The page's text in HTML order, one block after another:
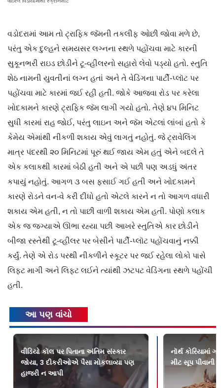
વડોદરામાં આમ તો ટ્રાફિક જૅમની તકલીફ ઓછી જોવા મળે છે,
પરંતુ એક દુલ્હને સમયસર લગ્નના સ્થળે પહોંચવા માટે કારની
સુકૂનભરી રાઇડ છોડીને ટૂ-વ્હીલરનો સહારો લેવો પડ્યો હતો. સ્તુતિ
શેઠ નામની યુવતીનાં લગ્ન હતાં અને તે વેડિંગના પાર્ટી-પ્લૉટ પર
પહોંચવા માટે કારમાં જઈ રહી હતી. જોકે આજવા રોડ પર કરેલા
ખોદકામને કારણે ટ્રાફિક જૅમ લાગી ગયો હતો. તેણે ૪૫ મિનિટ
સુધી કારમાં રાહ જોઈ, પરંતુ લાઇન અને જૅમ એટલાં લાંબાં હતો કે
કેમેય એમાંથી નીકળી શકાય એવું લાગતું નહોતું. જે ટ્રાવેલ‌િંગ
માત્ર પંદરથી ૨૦ મિનિટમાં પૂરું થઈ જાય એમ હતું એને બદલે તે
એક કલાકથી કારમાં બેઠી હતી અને એ પછી પણ અડધું અંતર
કપાયું નહોતું. આગળ ૩ બસ ફસાઈ ગઈ હતી અને ખોદકામને
કારણે રોડને વન-વે કરી દીધો હતો એટલે કારને ન તો આગળ વધારી
શકાય એમ હતી, ન તો પાછી વાળી શકાય એમ હતી. પોણો કલાક
એક જ જગ્યાએ ઊભા રહ્યા પછી આખરે સ્તુતિએ કાર છોડીને
બીજા રસ્તેથી ટૂ-વ્હીલર પર બેસીને પાર્ટી-પ્લૉટ પહોંચવાનું નક્કી
કર્યું. તેણે એ રોડ પરથી નીકળીને સ્કૂટર પર જઈ રહેલા લોકો પાસે
લિફ્ટ માગી અને લિફ્ટ લઈને ત્યાંથી ઝટપટ વેડિંગના સ્થળે પહોંચી
હતી.
આ પણ વાંચો
વીડિયો કૉલ પર પિતાના અંતિમ સંસ્કાર
જોયા, 3 દીકરીઓએ પૈસા મોકલાવ્યા પણ
હાજરી ન આપી
નૉર્થ કોરિયામાં
મીટ સૂપ પીવાની